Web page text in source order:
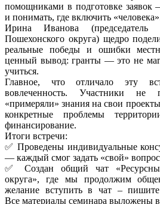
помощниками в подготовке заявок
и понимать, где включить
Ирина Иванова (председатель
Пошехонского округа) щедро
реальные победы и ошибки
ценный вывод: гранты — это не
учиться.
Главное, что отличало эту
вовлеченность. Участники не
«примеряли» знания на свои
конкретные проблемы
финансирование.
Итоги встречи:
✅ Проведены индивидуальные
— каждый смог задать «свой»
✅ Создан общий чат
округа», где мы продолжим
желание вступить в чат –
Все материалы семинара выложены в